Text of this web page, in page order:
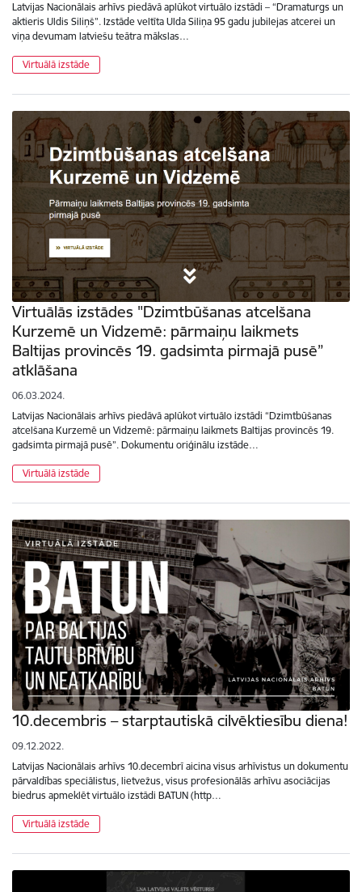
Latvijas Nacionālais arhīvs piedāvā aplūkot virtuālo izstādi – “Dramaturgs un
aktieris Uldis Siliņš”. Izstāde veltīta Ulda Siliņa 95 gadu jubilejas atcerei un
viņa devumam latviešu teātra mākslas…
Virtuālā izstāde
Virtuālās izstādes "Dzimtbūšanas atcelšana
Kurzemē un Vidzemē: pārmaiņu laikmets
Baltijas provincēs 19. gadsimta pirmajā pusē”
atklāšana
06.03.2024.
Latvijas Nacionālais arhīvs piedāvā aplūkot virtuālo izstādi “Dzimtbūšanas
atcelšana Kurzemē un Vidzemē: pārmaiņu laikmets Baltijas provincēs 19.
gadsimta pirmajā pusē”. Dokumentu oriģinālu izstāde…
Virtuālā izstāde
10.decembris – starptautiskā cilvēktiesību diena!
09.12.2022.
Latvijas Nacionālais arhīvs 10.decembrī aicina visus arhīvistus un dokumentu
pārvaldības speciālistus, lietvežus, visus profesionālās arhīvu asociācijas
biedrus apmeklēt virtuālo izstādi BATUN (http…
Virtuālā izstāde